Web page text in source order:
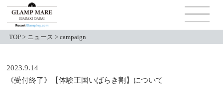
TOP > ニュース >campaign
2023.9.14
《受付終了》【体験王国いばらき割】について